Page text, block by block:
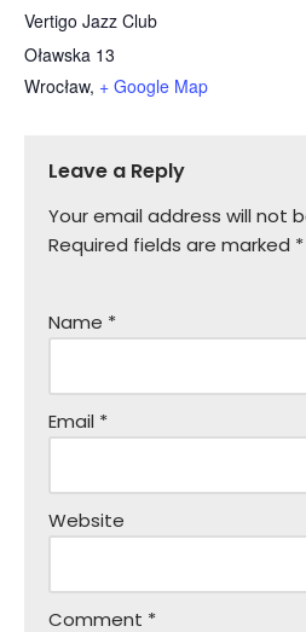
Vertigo Jazz Club
Oławska 13
Wrocław, + Google Map
Leave a Reply
Your email address will not
Required fields are marked *
Name *
Email *
Website
Comment *